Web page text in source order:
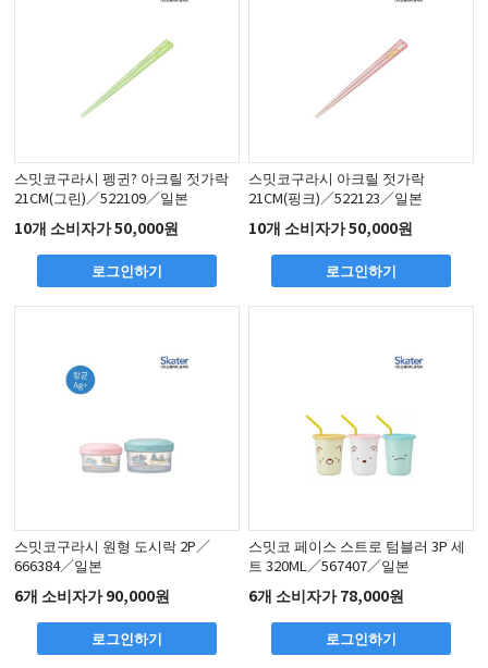
스밋코구라시 펭귄? 아크릴 젓가락
21CM(그린)／522109／일본
10개 소비자가 50,000원
로그인하기
스밋코구라시 아크릴 젓가락
21CM(핑크)／522123／일본
10개 소비자가 50,000원
로그인하기
스밋코구라시 원형 도시락 2P／
666384／일본
6개 소비자가 90,000원
로그인하기
스밋코 페이스 스트로 텀블러 3P 세
트 320ML／567407／일본
6개 소비자가 78,000원
로그인하기